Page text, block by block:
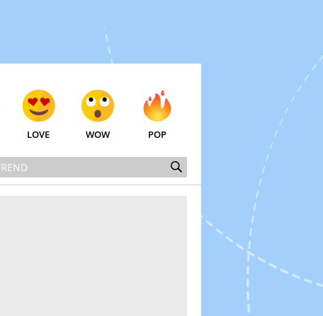
LOVE WOW POP